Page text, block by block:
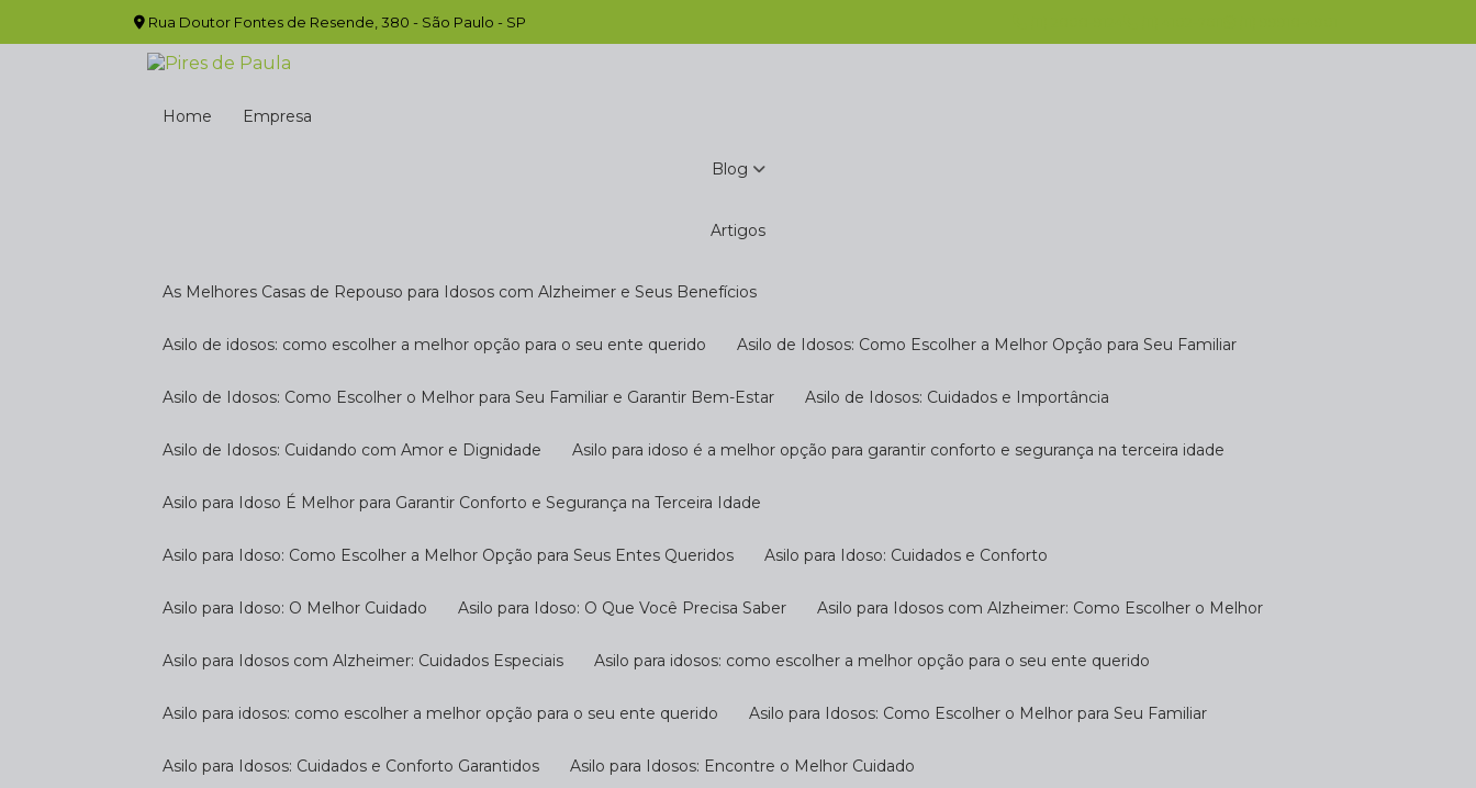
Rua Doutor Fontes de Resende, 380 - São Paulo - SP
Home Empresa
Blog
Artigos
As Melhores Casas de Repouso para Idosos com Alzheimer e Seus Benefícios
Asilo de idosos: como escolher a melhor opção para o seu ente querido Asilo de Idosos: Como Escolher a Melhor Opção para Seu Familiar
Asilo de Idosos: Como Escolher o Melhor para Seu Familiar e Garantir Bem-Estar Asilo de Idosos: Cuidados e Importância
Asilo de Idosos: Cuidando com Amor e Dignidade Asilo para idoso é a melhor opção para garantir conforto e segurança na terceira idade
Asilo para Idoso É Melhor para Garantir Conforto e Segurança na Terceira Idade
Asilo para Idoso: Como Escolher a Melhor Opção para Seus Entes Queridos Asilo para Idoso: Cuidados e Conforto
Asilo para Idoso: O Melhor Cuidado Asilo para Idoso: O Que Você Precisa Saber Asilo para Idosos com Alzheimer: Como Escolher o Melhor
Asilo para Idosos com Alzheimer: Cuidados Especiais Asilo para idosos: como escolher a melhor opção para o seu ente querido
Asilo para idosos: como escolher a melhor opção para o seu ente querido Asilo para Idosos: Como Escolher o Melhor para Seu Familiar
Asilo para Idosos: Cuidados e Conforto Garantidos Asilo para Idosos: Encontre o Melhor Cuidado